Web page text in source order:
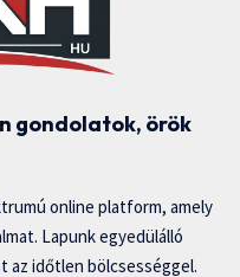
gondolatok, örök
online platform, amely
Lapunk egyedülálló
az időtlen bölcsességgel.